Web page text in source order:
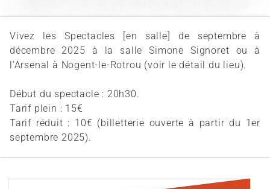
Vivez les Spectacles [en salle] de septembre à
décembre 2025 à la salle Simone Signoret ou à
l'Arsenal à Nogent-le-Rotrou (voir le détail du lieu).
Début du spectacle : 20h30.
Tarif plein : 15€
Tarif réduit : 10€ (billetterie ouverte à partir du 1er
septembre 2025).